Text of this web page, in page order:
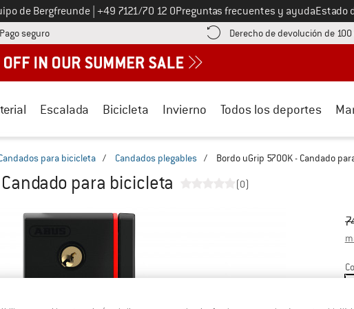
de Bergfreunde Llámenos al
+49 7121/70 12 0Preguntas frecuentes y ayudaEstado
Pago seguro¡encuentre información sobre el pago aquí! Se abre en una ventana de
Derecho de devolución de
Escalada Bicicleta Invierno Todos los deportes
para bicicleta / Candados plegables / Bordo uGrip 5700K - Candado
para bicicleta (0)